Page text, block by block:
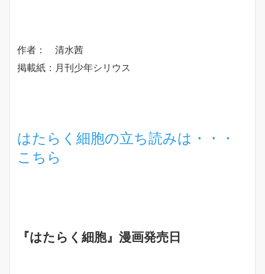
作者： 清水茜
掲載紙：月刊少年シリウス
はたらく細胞の立ち読みは・・・
こちら
『はたらく細胞』漫画発売日